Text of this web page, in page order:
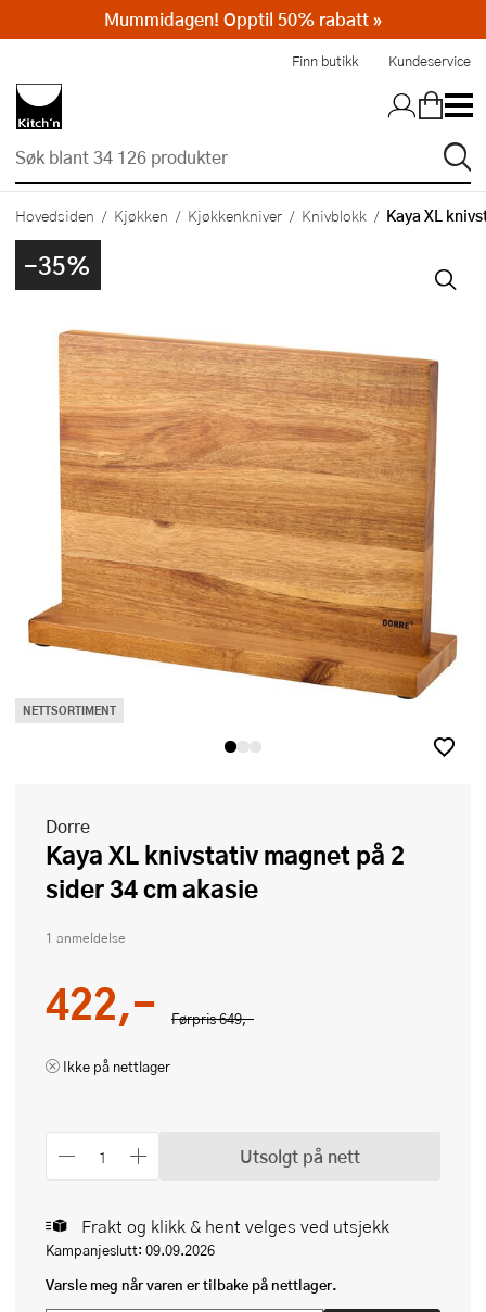
Finn butikk Kundeservice
Hovedsiden Kjøkken Kjøkkenkniver Knivblokk Kaya XL
-35%
NETTSORTIMENT
Dorre
Kaya XL knivstativ magnet på 2
sider 34 cm akasie
1 anmeldelse
Førpris649,-
422,-
Ikke på nettlager
Utsolgt på nett
Frakt og klikk & hent velges ved utsjekk
Kampanjeslutt: 09.09.2026
Varsle meg når varen er tilbake på nettlager.
Mummidagen! Opptil 50% rabatt »